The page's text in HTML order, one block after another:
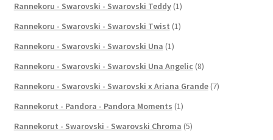
Rannekoru - Swarovski - Swarovski Teddy (1)
Rannekoru - Swarovski - Swarovski Twist (1)
Rannekoru - Swarovski - Swarovski Una (1)
Rannekoru - Swarovski - Swarovski Una Angelic (8)
Rannekoru - Swarovski - Swarovski x Ariana Grande (7)
Rannekorut - Pandora - Pandora Moments (1)
Rannekorut - Swarovski - Swarovski Chroma (5)